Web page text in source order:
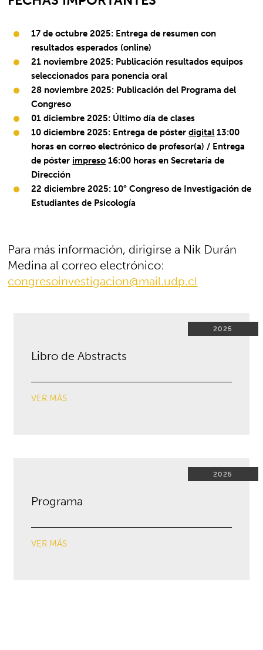
17 de octubre 2025: Entrega de resumen con
resultados esperados (online)
21 noviembre 2025: Publicación resultados equipos
seleccionados para ponencia oral
28 noviembre 2025: Publicación del Programa del
Congreso
01 diciembre 2025: Último día de clases
10 diciembre 2025: Entrega de pósterdigital 13:00
horas en correo electrónico de profesor(a) / Entrega
de póster impreso 16:00 horas en Secretaría de
Dirección
22 diciembre 2025: 10° Congreso de Investigación de
Estudiantes de Psicología
Para más información, dirigirse a Nik Durán
Medina al correo electrónico:
congresoinvestigacion@mail.udp.cl
Libro de Abstracts
2025
VER MÁS
Programa
2025
VER MÁS